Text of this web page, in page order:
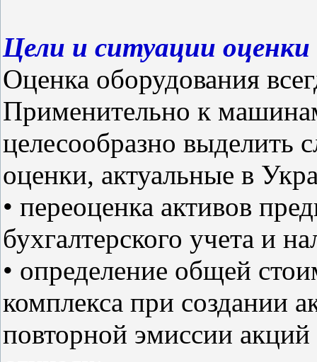
Цели и ситуации оценки
Оценка оборудования
Применительно к
целесообразно
оценки, актуальные в
• переоценка активов
бухгалтерского учета и
• определение общей
комплекса при создании
повторной эмиссии